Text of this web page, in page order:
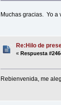
Muchas gracias. Yo a
Re:Hilo de
«Respuesta
Rebienvenida, me